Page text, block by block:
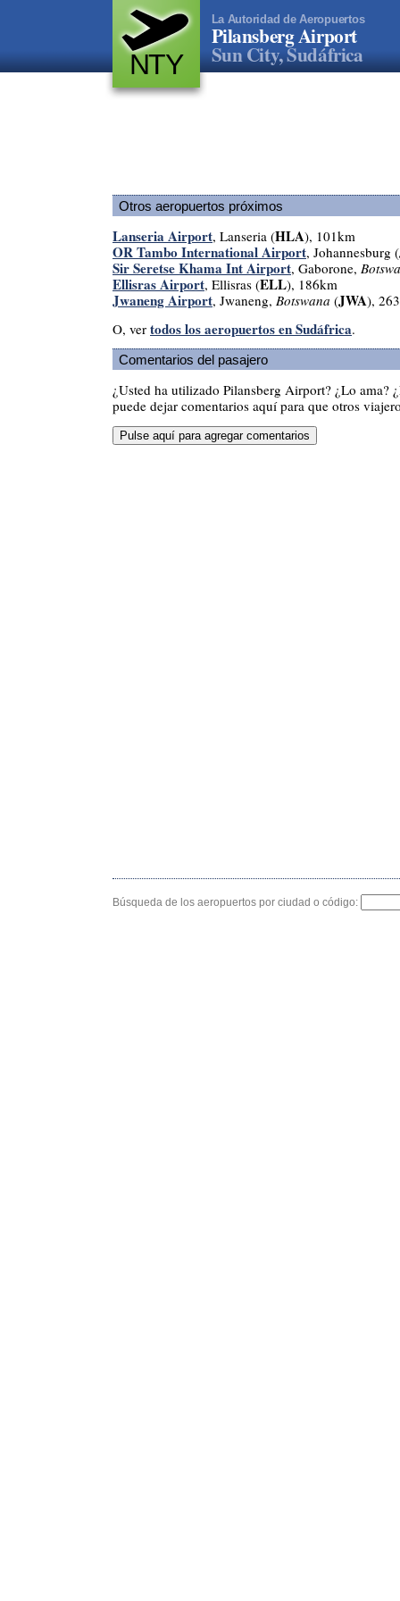
NTY
La Autoridad de Aeropuertos
Pilansberg Airport
Sun City, Sudáfrica
Otros aeropuertos próximos
Lanseria Airport, Lanseria (HLA), 101km
OR Tambo International Airport, Johannesburg (
Sir Seretse Khama Int Airport, Gaborone,
Ellisras Airport, Ellisras (ELL), 186km
Jwaneng Airport, Jwaneng, Botswana (JWA),
O, ver todos los aeropuertos en Sudáfrica.
Comentarios del pasajero
¿Usted ha utilizado Pilansberg Airport? ¿Lo ama?
puede dejar comentarios aquí para que otros
Búsqueda de los aeropuertos por ciudad o código: